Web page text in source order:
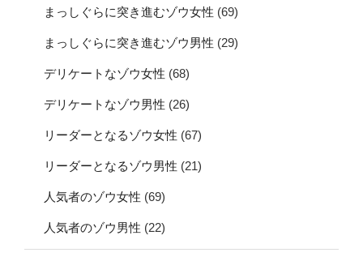
まっしぐらに突き進むゾウ女性 (69)
まっしぐらに突き進むゾウ男性 (29)
デリケートなゾウ女性 (68)
デリケートなゾウ男性 (26)
リーダーとなるゾウ女性 (67)
リーダーとなるゾウ男性 (21)
人気者のゾウ女性 (69)
人気者のゾウ男性 (22)